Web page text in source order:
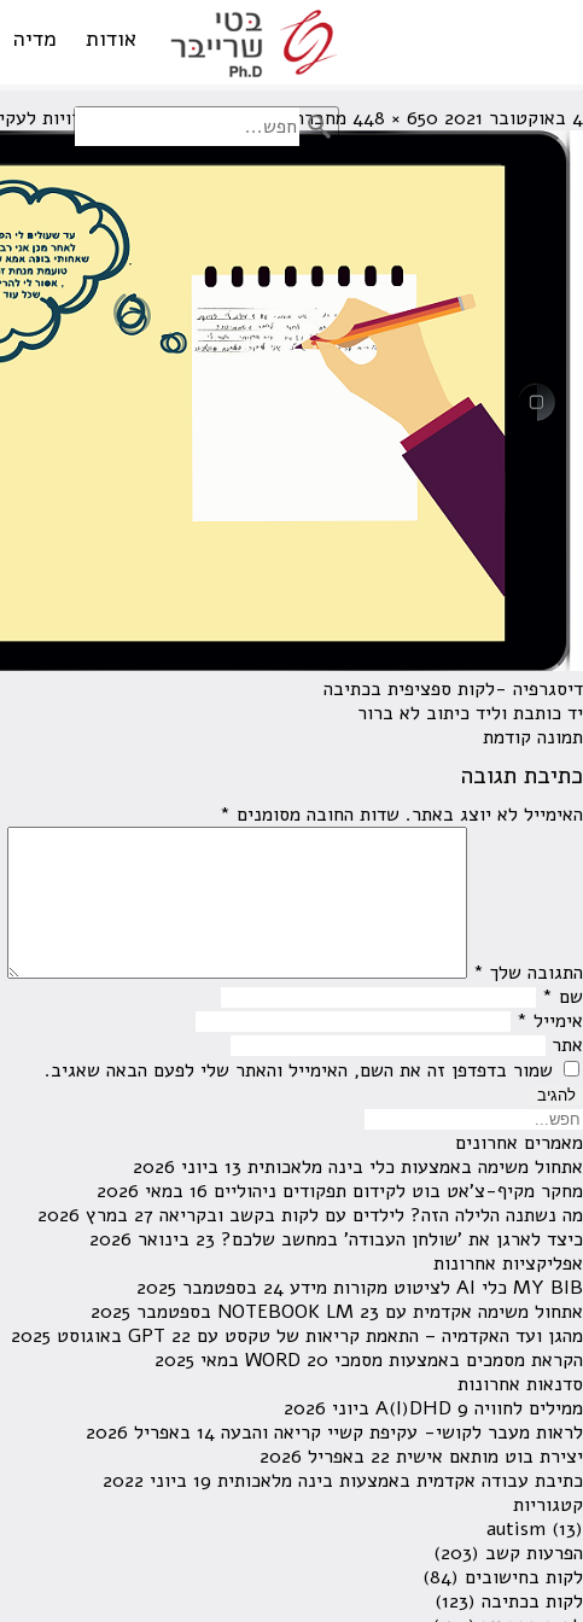
אודות מדיה
4 באוקטובר 2021 650 × 448 מחברת ONE NOTE עם מגוון אפשרויות לעקיפת קשיי למידה
דיסגרפיה -לקות ספציפית בכתיבה
יד כותבת וליד כיתוב לא ברור
תמונה קודמת
כתיבת תגובה
האימייל לא יוצג באתר. שדות החובה מסומנים *
התגובה שלך *
שם *
אימייל *
אתר
שמור בדפדפן זה את השם, האימייל והאתר שלי לפעם הבאה שאגיב.
מאמרים אחרונים
אתחול משימה באמצעות כלי בינה מלאכותית 13 ביוני 2026
מחקר מקיף-צ'אט בוט לקידום תפקודים ניהוליים 16 במאי 2026
מה נשתנה הלילה הזה? לילדים עם לקות בקשב ובקריאה 27 במרץ 2026
כיצד לארגן את 'שולחן העבודה' במחשב שלכם? 23 בינואר 2026
אפליקציות אחרונות
MY BIB כלי AI לציטוט מקורות מידע
24 בספטמבר 2025
אתחול משימה אקדמית עם NOTEBOOK LM 23 בספטמבר 2025
מהגן ועד האקדמיה – התאמת קריאות של טקסט עם GPT 22 באוגוסט 2025
הקראת מסמכים באמצעות מסמכי WORD 20 במאי 2025
סדנאות אחרונות
ממילים לחוויה A(I)DHD 9 ביוני 2026
לראות מעבר לקושי- עקיפת קשיי קריאה והבעה 14 באפריל 2026
יצירת בוט מותאם אישית 22 באפריל 2026
כתיבת עבודה אקדמית באמצעות בינה מלאכותית 19 ביוני 2022
קטגוריות
autism (13)
הפרעות קשב (203)
לקות בחישובים (84)
לקות בכתיבה (123)